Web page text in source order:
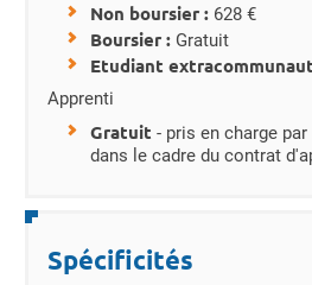
Non boursier : 628 €
Boursier : Gratuit
Etudiant
Apprenti
Gratuit - pris en charge
dans le cadre du contrat
Spécificités